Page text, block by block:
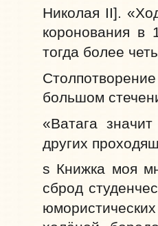
Николая II].
коронования в
тогда более
большом
«Ватага
других
s Книжка моя
сброд